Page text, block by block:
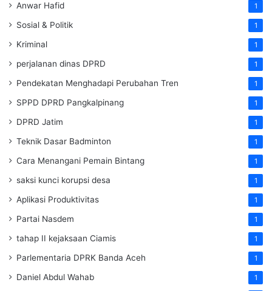
Anwar Hafid 1
Sosial & Politik 1
Kriminal 1
perjalanan dinas DPRD 1
Pendekatan Menghadapi Perubahan Tren 1
SPPD DPRD Pangkalpinang 1
DPRD Jatim 1
Teknik Dasar Badminton 1
Cara Menangani Pemain Bintang 1
saksi kunci korupsi desa 1
Aplikasi Produktivitas 1
Partai Nasdem 1
tahap II kejaksaan Ciamis 1
Parlementaria DPRK Banda Aceh 1
Daniel Abdul Wahab 1